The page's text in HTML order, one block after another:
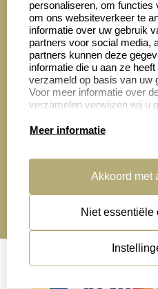
Zakelijk:
Aanvraag op maat
Cadeaubonnen
handleidingen
algemene
personaliseren, om functies
om ons websiteverkeer te
informatie over uw gebruik
partners voor social media,
partners kunnen deze
informatie die u aan ze
verzameld op basis van uw
Voor meer informatie over
verzamelen verwijzen wij u
Meer informatie
Akkoord met
Niet essentiële